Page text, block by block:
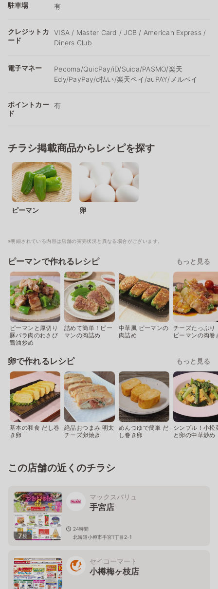
駐車場 有
クレジットカ
ード
VISA / Master Card / JCB / American Express /
Diners Club
電子マネー
Pecoma/QuicPay/iD/Suica/PASMO/楽天
Edy/PayPay/d払い/楽天ペイ/auPAY/メルペイ
ポイントカー
ド
有
チラシ掲載商品からレシピを探す
ピーマン 卵
※明細されている内容は店舗の実売状況と異なる場合がございます。
ピーマンで作れるレシピ もっと見る
ピーマンと厚切り
豚バラ肉のわさび
醤油炒め
詰めて簡単！ピー
マンの肉詰め
中華風 ピーマンの
肉詰め
チーズたっぷり
ピーマンの肉巻
卵で作れるレシピ もっと見る
基本の和食 だし巻
き卵
絶品おつまみ 明太
チーズ卵焼き
めんつゆで簡単 だ
し巻き卵
シンプル！小松
と卵の中華炒め
この店舗の近くのチラシ
7枚
マックスバリュ
手宮店
24時間
北海道小樽市手宮1丁目2-1
セイコーマート
小樽梅ヶ枝店